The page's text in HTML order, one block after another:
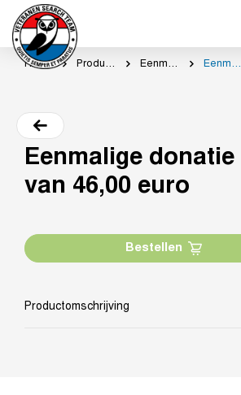
Home Productcategorie Eenmalig doneren Eenmalige donatie van 46,00 euro
Eenmalige donatie
van 46,00 euro
Bestellen
Productomschrijving